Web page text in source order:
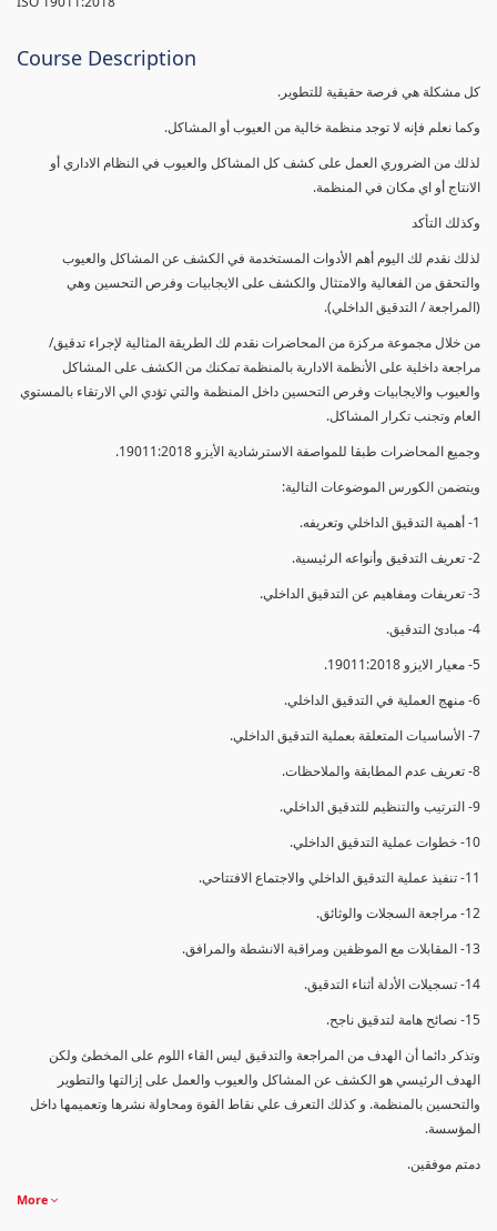
Course Description
كل مشكلة هي فرصة حقيقية للتطوير.
وكما نعلم فإنه لا توجد منظمة خالية من العيوب أو المشاكل.
لذلك من الضروري العمل على كشف كل المشاكل والعيوب في النظام الاداري أو
الانتاج أو اي مكان في المنظمة.
وكذلك التأكد
لذلك نقدم لك اليوم أهم الأدوات المستخدمة في الكشف عن المشاكل والعيوب
والتحقق من الفعالية والامتثال والكشف على الايجابيات وفرص التحسين وهي
(المراجعة / التدقيق الداخلي).
من خلال مجموعة مركزة من المحاضرات نقدم لك الطريقة المثالية لإجراء تدقيق/
مراجعة داخلية على الأنظمة الادارية بالمنظمة تمكنك من الكشف على المشاكل
والعيوب والايجابيات وفرص التحسين داخل المنظمة والتي تؤدي الي الارتقاء بالمستوي
العام وتجنب تكرار المشاكل.
وجميع المحاضرات طبقا للمواصفة الاسترشادية الأيزو 19011:2018.
ويتضمن الكورس الموضوعات التالية:
1- أهمية التدقيق الداخلي وتعريفه.
2- تعريف التدقيق وأنواعه الرئيسية.
3- تعريفات ومفاهيم عن التدقيق الداخلي.
4- مبادئ التدقيق.
5- معيار الايزو 19011:2018.
6- منهج العملية في التدقيق الداخلي.
7- الأساسيات المتعلقة بعملية التدقيق الداخلي.
8- تعريف عدم المطابقة والملاحظات.
9- الترتيب والتنظيم للتدقيق الداخلي.
10- خطوات عملية التدقيق الداخلي.
11- تنفيذ عملية التدقيق الداخلي والاجتماع الافتتاحي.
12- مراجعة السجلات والوثائق.
13- المقابلات مع الموظفين ومراقبة الانشطة والمرافق.
14- تسجيلات الأدلة أثناء التدقيق.
15- نصائح هامة لتدقيق ناجح.
وتذكر دائما أن الهدف من المراجعة والتدقيق ليس القاء اللوم على المخطئ ولكن
الهدف الرئيسي هو الكشف عن المشاكل والعيوب والعمل على إزالتها والتطوير
والتحسين بالمنظمة. و كذلك التعرف علي نقاط القوة ومحاولة نشرها وتعميمها داخل
المؤسسة.
دمتم موفقين.
More